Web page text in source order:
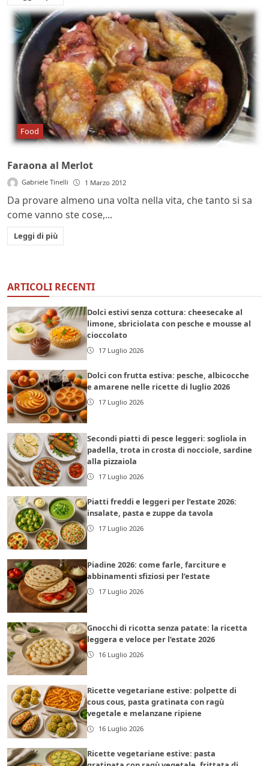
Food
Faraona al Merlot
Gabriele Tinelli 1 Marzo 2012
Da provare almeno una volta nella vita, che tanto si sa
come vanno ste cose,...
Leggi di più
ARTICOLI RECENTI
Dolci estivi senza cottura: cheesecake al
limone, sbriciolata con pesche e mousse al
cioccolato
17 Luglio 2026
Dolci con frutta estiva: pesche, albicocche
e amarene nelle ricette di luglio 2026
17 Luglio 2026
Secondi piatti di pesce leggeri: sogliola in
padella, trota in crosta di nocciole, sardine
alla pizzaiola
17 Luglio 2026
Piatti freddi e leggeri per l’estate 2026:
insalate, pasta e zuppe da tavola
17 Luglio 2026
Piadine 2026: come farle, farciture e
abbinamenti sfiziosi per l’estate
17 Luglio 2026
Gnocchi di ricotta senza patate: la ricetta
leggera e veloce per l’estate 2026
16 Luglio 2026
Ricette vegetariane estive: polpette di
cous cous, pasta gratinata con ragù
vegetale e melanzane ripiene
16 Luglio 2026
Ricette vegetariane estive: pasta